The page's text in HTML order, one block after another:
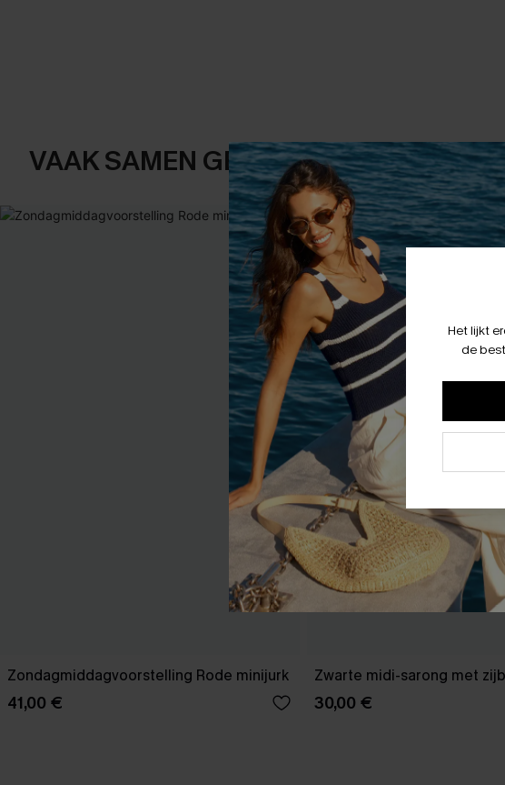
VAAK SAMEN GEKOCHT
Zondagmiddagvoorstelling Rode minijurk
41,00 €
Zwarte midi-sarong met
30,00 €
Het lijkt
de